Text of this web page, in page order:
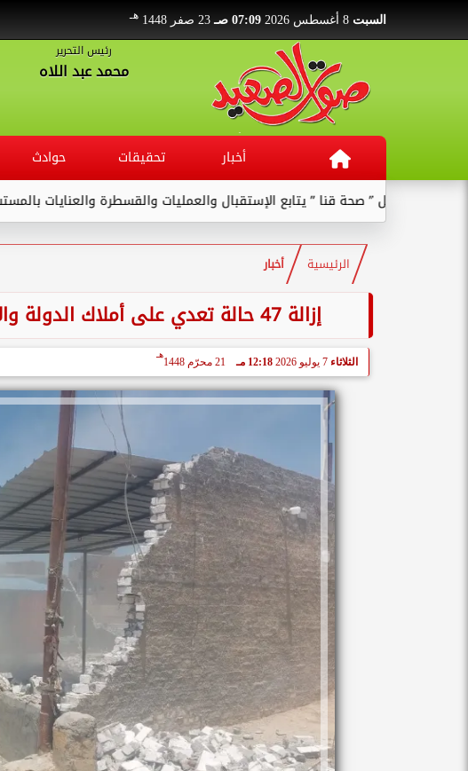
السبت 07:09 صـ 23 صفر 1448 هـ
رئيس التحرير
محمد عبد اللاه
أخبار تحقيقات حوادث
في ” يتابع الإستقبال والعمليات والقسطرة والعنايات بالمستشفى ...
الرئيسية أخبار
إزالة 47 حالة تعدي على أملاك الدولة والأراضي الزراعية بمركزي أبوتشت وقوص
الثلاثاء 7 يوليو 2026 12:18 مـ 21 محرّم 1448
هـ